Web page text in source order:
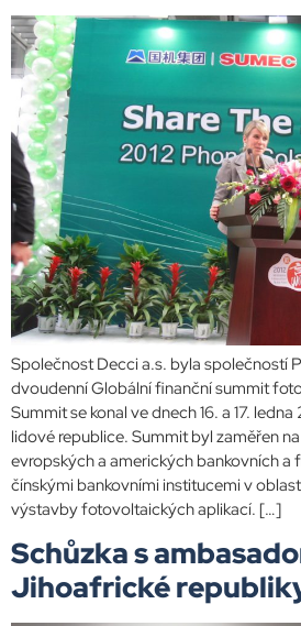
Společnost Decci a.s. byla společností
dvoudenní Globální finanční summit
Summit se konal ve dnech 16. a 17.
lidové republice. Summit byl zaměřen
evropských a amerických bankovních a
čínskými bankovními institucemi v
výstavby fotovoltaických aplikací. […]
Schůzka s
Jihoafrické